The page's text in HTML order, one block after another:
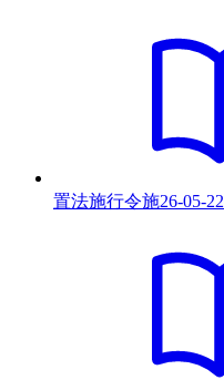
置法施行令施26-05-22